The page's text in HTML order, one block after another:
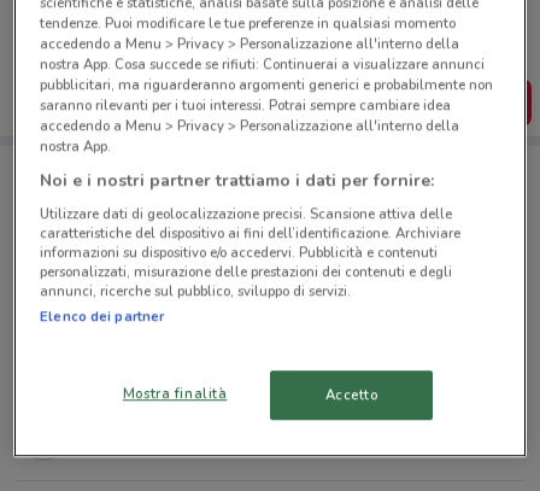
Puoi trovare le migliori offerte dei negozi vicino a te,
salvarle e creare la tua lista del risparmio, comodamente
dal tuo cellulare.
SCARICA L’APP
Negozi Amplifon a Roma
Via Sambucuccio D'Alando, 25 Roma
661 m
CHIUSO
tendenze. Puoi modificare le tue preferenze in qualsiasi momento
accedendo a Menu > Privacy > Personalizzazione all'interno della
nostra App. Cosa succede se rifiuti: Continuerai a visualizzare annunci
pubblicitari, ma riguarderanno argomenti generici e probabilmente non
saranno rilevanti per i tuoi interessi. Potrai sempre cambiare idea
accedendo a Menu > Privacy > Personalizzazione all'interno della
nostra App.
Noi e i nostri partner trattiamo i dati per fornire:
Utilizzare dati di geolocalizzazione precisi. Scansione attiva delle
caratteristiche del dispositivo ai fini dell’identificazione. Archiviare
informazioni su dispositivo e/o accedervi. Pubblicità e contenuti
personalizzati, misurazione delle prestazioni dei contenuti e degli
annunci, ricerche sul pubblico, sviluppo di servizi.
Elenco dei partner
Mostra finalità Accetto